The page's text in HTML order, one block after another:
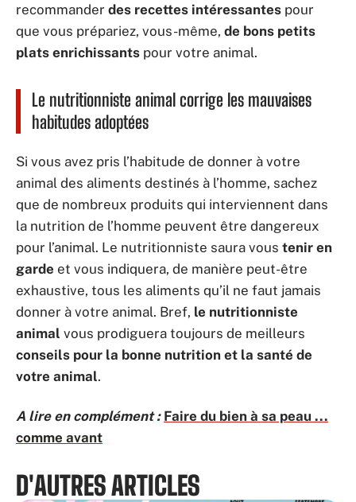
recommander des recettes intéressantes pour
que vous prépariez, vous-même, de bons petits
plats enrichissants pour votre animal.
Le nutritionniste animal corrige les mauvaises
habitudes adoptées
Si vous avez pris l’habitude de donner à votre
animal des aliments destinés à l’homme, sachez
que de nombreux produits qui interviennent dans
la nutrition de l’homme peuvent être dangereux
pour l’animal. Le nutritionniste saura vous tenir en
garde et vous indiquera, de manière peut-être
exhaustive, tous les aliments qu’il ne faut jamais
donner à votre animal. Bref, le nutritionniste
animal vous prodiguera toujours de meilleurs
conseils pour la bonne nutrition et la santé de
votre animal.
A lire en complément : Faire du bien à sa peau ...
comme avant
D'AUTRES ARTICLES